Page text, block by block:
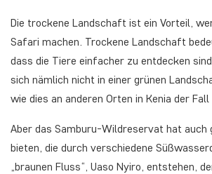
Die trockene Landschaft ist ein Vorteil,
Safari machen. Trockene Landschaft
dass die Tiere einfacher zu entdecken
sich nämlich nicht in einer grünen
wie dies an anderen Orten in Kenia der
Aber das Samburu-Wildreservat hat auch
bieten, die durch verschiedene
„braunen Fluss“, Uaso Nyiro, entstehen,